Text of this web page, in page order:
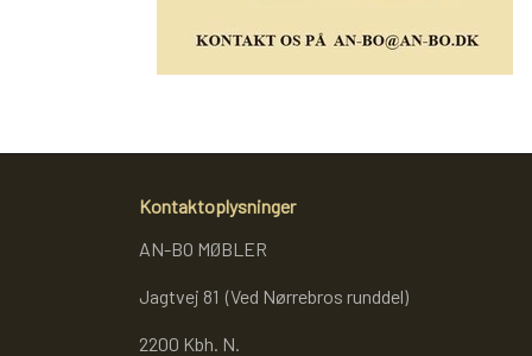
Kontaktoplysninger
AN-BO MØBLER
Jagtvej 81 (Ved Nørrebros runddel)
2200 Kbh. N.